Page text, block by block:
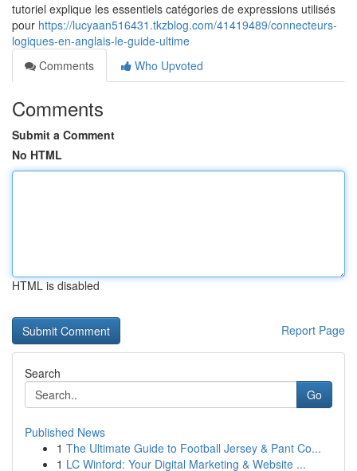
tutoriel explique les essentiels catégories de expressions utilisés
pour https://lucyaan516431.tkzblog.com/41419489/connecteurs-
logiques-en-anglais-le-guide-ultime
Comments
Who Upvoted
Comments
Submit a Comment
No HTML
HTML is disabled
Report Page
Search
Go
Published News
1 The Ultimate Guide to Football Jersey & Pant Co...
1 LC Winford: Your Digital Marketing & Website ...